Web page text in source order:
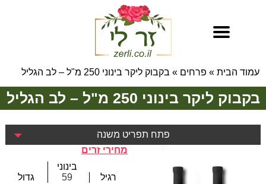
עמוד הבית » פרחים » בקבוק ליקר בינוני 250 מ"ל – לב הגליל
בקבוק ליקר בינוני 250 מ"ל – לב הגליל
פתח תפריט משנה
מחירי זרים
רגיל
בינוני
59
גדול